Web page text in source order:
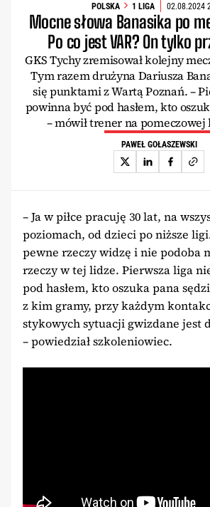
POLSKA 1 LIGA 02.08.2024
Mocne słowa Banasika po
Po co jest VAR? On tylko
GKS Tychy zremisował kolejny
Tym razem drużyna Dariusza
się punktami z Wartą Poznań. –
powinna być pod hasłem, kto
– mówił trener na
PAWEŁ GOŁASZEWSKI
– Ja w piłce pracuję 30 lat, na
poziomach, od dzieci po niższe
pewne rzeczy widzę i nie podoba
rzeczy w tej lidze. Pierwsza liga
pod hasłem, kto oszuka pana
z kim gramy, przy każdym
stykowych sytuacji gwizdane jest
– powiedział szkoleniowiec.